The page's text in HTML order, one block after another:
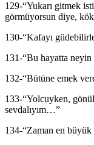
129-“Yukarı gitmek
görmüyorsun diye,
130-“Kafayı
131-“Bu hayatta neyin
132-“Bütüne emek
133-“Yolcuyken,
sevdalıyım…”
134-“Zaman en